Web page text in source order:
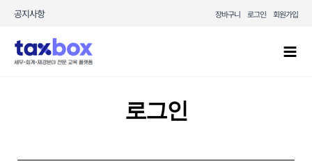
콘텐츠로
공지사항 장바구니 로그인 회원가입
로그인